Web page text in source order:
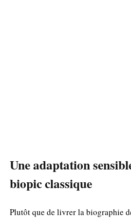
Une adaptation
biopic classique
Plutôt que de livrer la biographie